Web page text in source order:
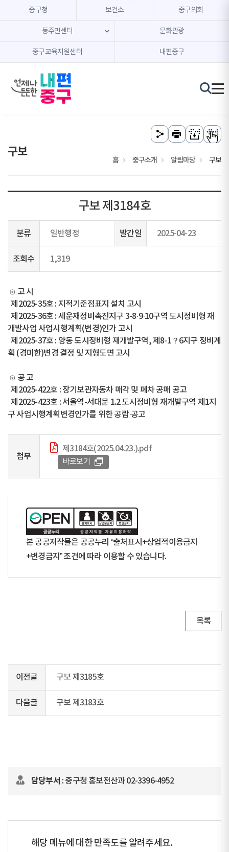
본문 내용 바로가기
주메뉴 바로가기
중구청 보건소 중구의회
동주민센터 문화관광
중구교육지원센터 내편중구
구보
홈 중구소개 알림마당 구보
구보 제3184호
분류 일반행정 발간일 2025-04-23
조회수 1,319
⊙ 고 시
제2025-35호 : 지적기준점표지 설치 고시
제2025-36호 : 세운재정비촉진지구 3-8·9·10구역 도시정비형 재
개발사업 사업시행계획(변경)인가 고시
제2025-37호 : 양동 도시정비형 재개발구역, 제8-1？6지구 정비계
획 (경미한)변경 결정 및 지형도면 고시
⊙ 공 고
제2025-422호 : 장기보관자동차 매각 및 폐차 공매 공고
제2025-423호 : 서울역-서대문 1.2 도시정비형 재개발구역 제1지
구 사업시행계획변경인가를 위한 공람·공고
첨부
제3184호(2025.04.23.).pdf
바로보기
본 공공저작물은 공공누리 “출처표시+상업적이용금지
+변경금지” 조건에 따라 이용할 수 있습니다.
목록
이전글 구보 제3185호
다음글 구보 제3183호
담당부서 : 중구청 홍보전산과 02-3396-4952
해당 메뉴에 대한 만족도를 알려주세요.